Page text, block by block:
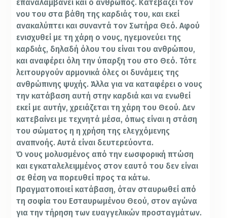
επαναλαμβάνει και ο άνθρωπος. Κατεβάζει τον
νου του στα βάθη της καρδιάς του, και εκεί
ανακαλύπτει και συναντά τον Σωτήρα Θεό. Αφού
ενισχυθεί με τη χάρη ο νους, ηγεμονεύει της
καρδιάς, δηλαδή όλου του είναι του ανθρώπου,
και αναφέρει όλη την ύπαρξη του στο Θεό. Τότε
λειτουργούν αρμονικά όλες οι δυνάμεις της
ανθρώπινης ψυχής. Άλλα για να καταφέρει ο νους
την κατάβαση αυτή στην καρδιά και να ενωθεί
εκεί με αυτήν, χρειάζεται τη χάρη του Θεού. Δεν
κατεβαίνει με τεχνητά μέσα, όπως είναι η στάση
του σώματος η η χρήση της ελεγχόμενης
αναπνοής. Αυτά είναι δευτερεύοντα.
Ό νους μολυσμένος από την εωσφορική πτώση
και εγκαταλελειμμένος στον εαυτό του δεν είναι
σε θέση να πορευθεί προς τα κάτω.
Πραγματοποιεί κατάβαση, όταν σταυρωθεί από
τη σοφία του Εσταυρωμένου Θεού, στον αγώνα
για την τήρηση των ευαγγελικών προσταγμάτων.